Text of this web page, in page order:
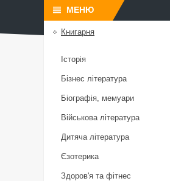
Книгарня
Історія
Бізнес література
Біографія, мемуари
Військова література
Дитяча література
Єзотерика
Здоров'я та фітнес